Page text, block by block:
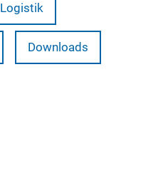
Logistik
Downloads